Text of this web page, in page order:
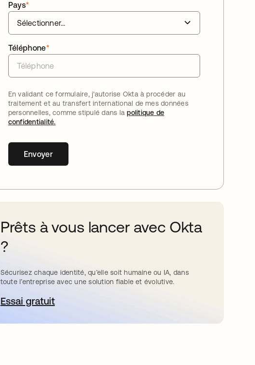
*
Pays
*
Téléphone
En validant ce formulaire, j'autorise Okta à procéder au
traitement et au transfert international de mes données
personnelles, comme stipulé dans lapolitique de
confidentialité.
Envoyer
Prêts à vous lancer avec Okta
?
Sécurisez chaque identité, qu’elle soit humaine ou IA, dans
toute l’entreprise avec une solution fiable et évolutive.
Essai gratuits’ouvre dans un nouvel onglet